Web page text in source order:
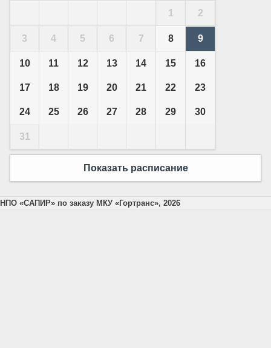
1 2
3 4 5 6 7 8 9
10 11 12 13 14 15 16
17 18 19 20 21 22 23
24 25 26 27 28 29 30
31
Показать расписание
НПО «САПИР» по заказу МКУ «Гортранс», 2026